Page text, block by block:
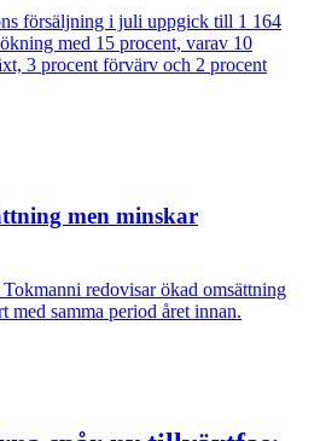
försäljning i juli uppgick till 1 164
med 15 procent, varav 10
3 procent förvärv och 2 procent
men minskar
redovisar ökad omsättning
med samma period året innan.